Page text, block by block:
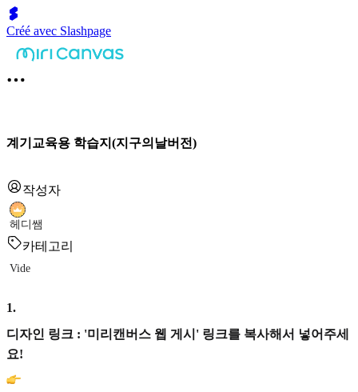
Créé avec Slashpage
계기교육용 학습지(지구의날버전)
작성자
헤디쌤
카테고리
Vide
1.
디자인 링크 : '미리캔버스 웹 게시' 링크를 복사해서 넣어주세
요!